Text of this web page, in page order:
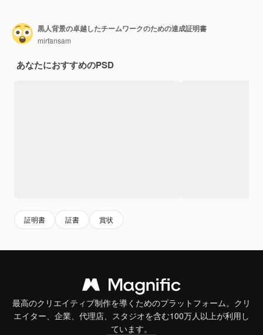
黒人背景の卓越したチームワークのための達成証明書
mirfansam
あなたにおすすめのPSD
証明書 証書 賞状
最高のクリエイティブ制作を導くためのプラットフォーム。クリ
エイター、企業、代理店、スタジオを含む100万人以上が利用し
ています。